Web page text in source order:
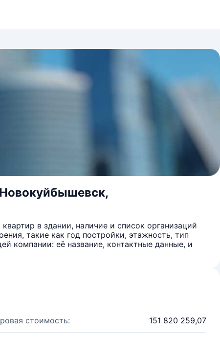
в здании, наличие и список организаций
такие как год постройки, этажность, тип
компании: её название, контактные данные, и
стоимость: 151 820 259,07